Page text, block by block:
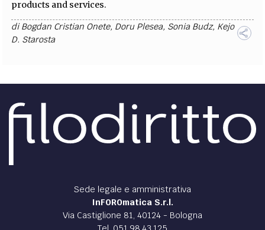
products and services.
diBogdan Cristian Onete, Doru Plesea, Sonia Budz, Kejo
D. Starosta
Sede legale e amministrativa
InFOROmatica S.r.l.
Via Castiglione 81, 40124 - Bologna